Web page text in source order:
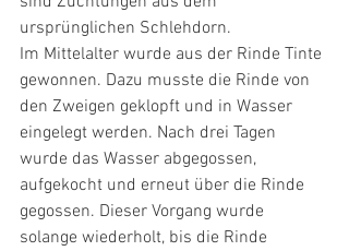
ursprünglichen Schlehdorn.
Im Mittelalter wurde aus der Rinde Tinte
gewonnen. Dazu musste die Rinde von
den Zweigen geklopft und in Wasser
eingelegt werden. Nach drei Tagen
wurde das Wasser abgegossen,
aufgekocht und erneut über die Rinde
gegossen. Dieser Vorgang wurde
solange wiederholt, bis die Rinde